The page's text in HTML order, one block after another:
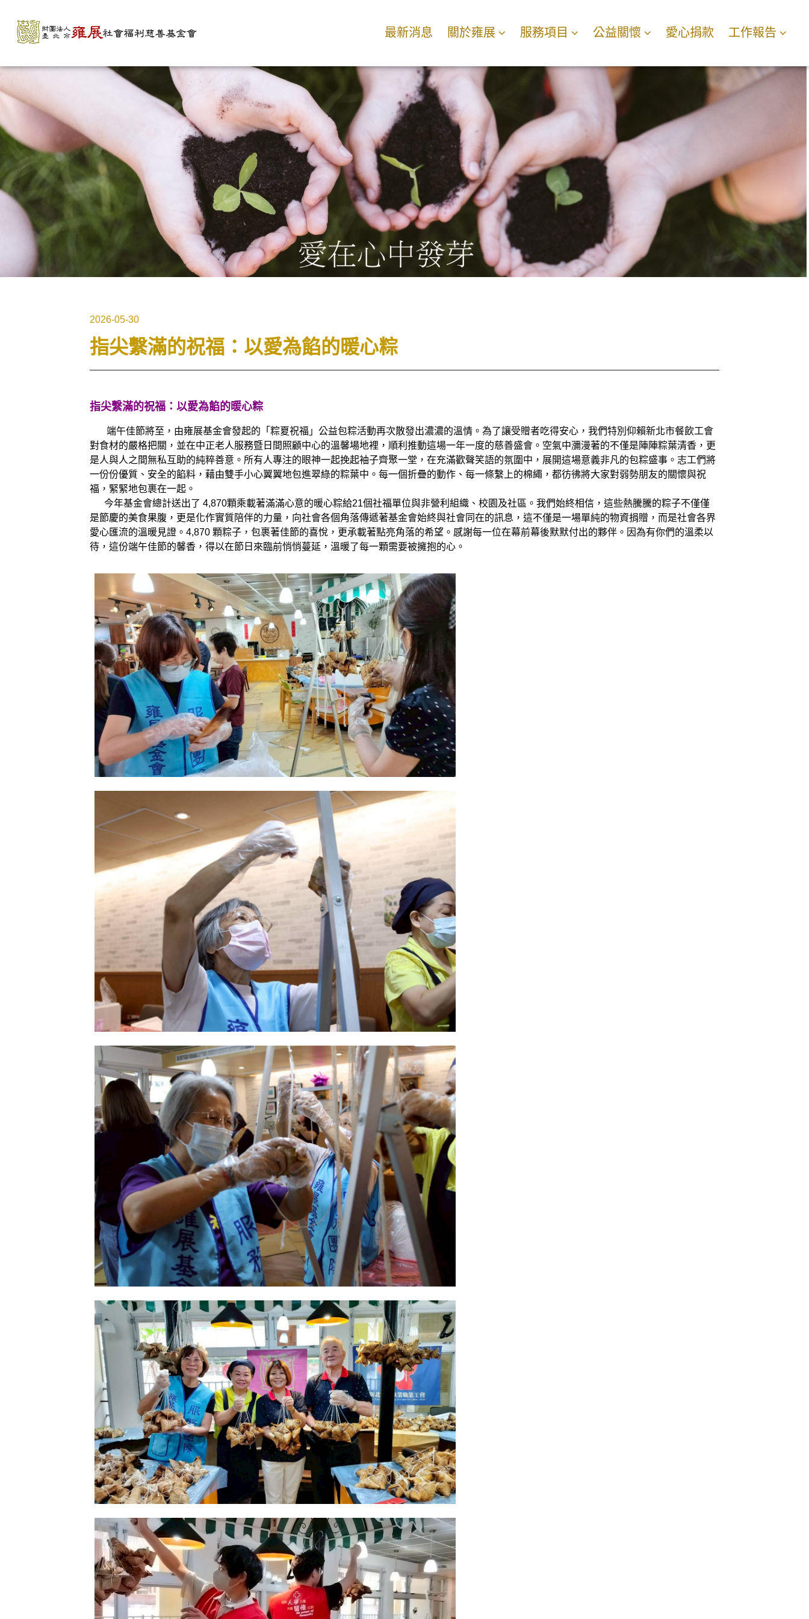
最新消息 關於雍展 服務項目 公益關懷 愛心捐款 工作報告
2026-05-30
指尖繫滿的祝福：以愛為餡的暖心粽
指尖繫滿的祝福：以愛為餡的暖心粽
端午佳節將至，由雍展基金會發起的「粽夏祝福」公益包粽活動再次散發出濃濃的溫情。為了讓受贈者吃得安心，我們特別仰賴新北市餐飲工會
對食材的嚴格把關，並在中正老人服務暨日間照顧中心的溫馨場地裡，順利推動這場一年一度的慈善盛會。空氣中瀰漫著的不僅是陣陣粽葉清香，更
是人與人之間無私互助的純粹善意。所有人專注的眼神一起挽起袖子齊聚一堂，在充滿歡聲笑語的氛圍中，展開這場意義非凡的包粽盛事。志工們將
一份份優質、安全的餡料，藉由雙手小心翼翼地包進翠綠的粽葉中。每一個折疊的動作、每一條繫上的棉繩，都彷彿將大家對弱勢朋友的關懷與祝
福，緊緊地包裹在一起。
今年基金會總計送出了 4,870顆乘載著滿滿心意的暖心粽給21個社福單位與非營利組織、校園及社區。我們始終相信，這些熱騰騰的粽子不僅僅
是節慶的美食果腹，更是化作實質陪伴的力量，向社會各個角落傳遞著基金會始終與社會同在的訊息，這不僅是一場單純的物資捐贈，而是社會各界
愛心匯流的溫暖見證。4,870 顆粽子，包裹著佳節的喜悅，更承載著點亮角落的希望。感謝每一位在幕前幕後默默付出的夥伴。因為有你們的溫柔以
待，這份端午佳節的馨香，得以在節日來臨前悄悄蔓延，溫暖了每一顆需要被擁抱的心。